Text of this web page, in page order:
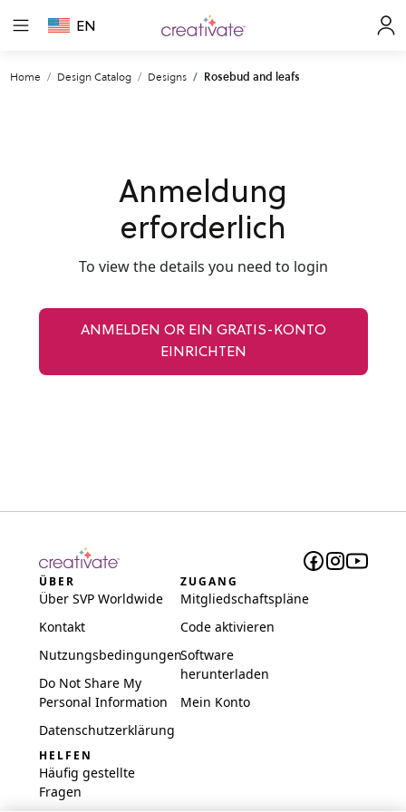
EN
Home Design Catalog Designs Rosebud and leafs
Anmeldung
erforderlich
To view the details you need to login
ANMELDEN OR EIN GRATIS-KONTO
EINRICHTEN
ÜBER
Über SVP Worldwide
Kontakt
Nutzungsbedingungen
Do Not Share My
Personal Information
Datenschutzerklärung
ZUGANG
Mitgliedschaftspläne
Code aktivieren
Software
herunterladen
Mein Konto
HELFEN
Häufig gestellte
Fragen